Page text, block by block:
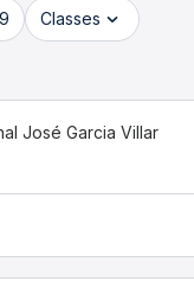
Classes
José Garcia Villar